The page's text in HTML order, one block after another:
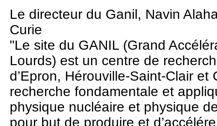
Le directeur du Ganil, Navin
Curie
"Le site du GANIL (Grand
Lourds) est un centre de
d’Epron, Hérouville-Saint-Clair
recherche fondamentale et
physique nucléaire et physique
pour but de produire et